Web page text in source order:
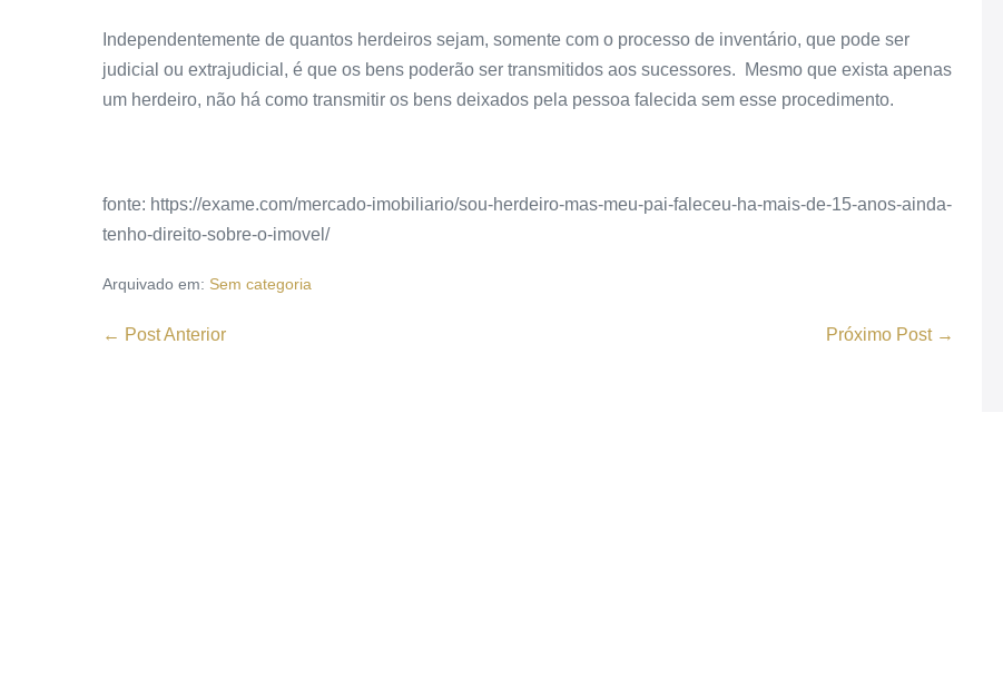
Independentemente de quantos herdeiros sejam, somente com o processo de inventário, que pode ser
judicial ou extrajudicial, é que os bens poderão ser transmitidos aos sucessores. Mesmo que exista apenas
um herdeiro, não há como transmitir os bens deixados pela pessoa falecida sem esse procedimento.
fonte: https://exame.com/mercado-imobiliario/sou-herdeiro-mas-meu-pai-faleceu-ha-mais-de-15-anos-ainda-
tenho-direito-sobre-o-imovel/
Arquivado em: Sem categoria
← Post Anterior Próximo Post →